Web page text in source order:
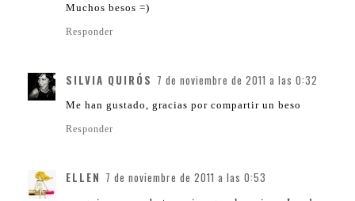
Muchos besos =)
Responder
SILVIA QUIRÓS 7 de noviembre de 2011 a las 0:32
Me han gustado, gracias por compartir un beso
Responder
ELLEN 7 de noviembre de 2011 a las 0:53